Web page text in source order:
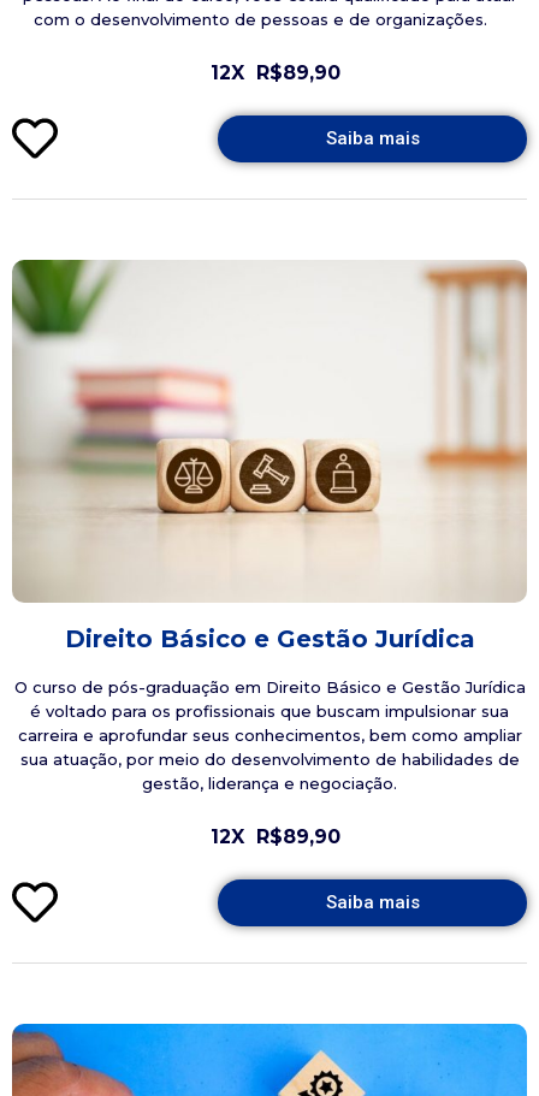
com o desenvolvimento de pessoas e de organizações.
12X R$89,90
Saiba mais
Direito Básico e Gestão Jurídica
O curso de pós-graduação em Direito Básico e Gestão Jurídica
é voltado para os profissionais que buscam impulsionar sua
carreira e aprofundar seus conhecimentos, bem como ampliar
sua atuação, por meio do desenvolvimento de habilidades de
gestão, liderança e negociação.
12X R$89,90
Saiba mais